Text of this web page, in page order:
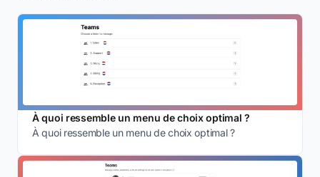
À quoi ressemble un menu de choix optimal ?
À quoi ressemble un menu de choix optimal ?